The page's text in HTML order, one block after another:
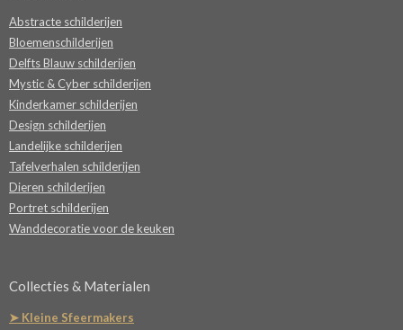
Abstracte schilderijen
Bloemenschilderijen
Delfts Blauw schilderijen
Mystic & Cyber schilderijen
Kinderkamer schilderijen
Design schilderijen
Landelijke schilderijen
Tafelverhalen schilderijen
Dieren schilderijen
Portret schilderijen
Wanddecoratie voor de keuken
Collecties & Materialen
➤ Kleine Sfeermakers